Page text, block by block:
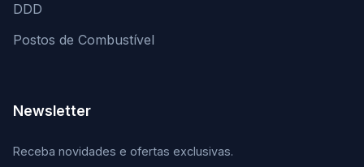
DDD
Postos de Combustível
Newsletter
Receba novidades e ofertas exclusivas.